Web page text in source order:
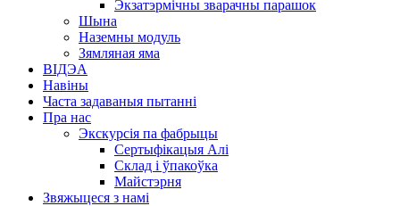
Экзатэрмічны зварачны парашок
Шына
Наземны модуль
Зямляная яма
ВІДЭА
Навіны
Часта задаваныя пытанні
Пра нас
Экскурсія па фабрыцы
Сертыфікацыя Алі
Склад і ўпакоўка
Майстэрня
Звяжыцеся з намі